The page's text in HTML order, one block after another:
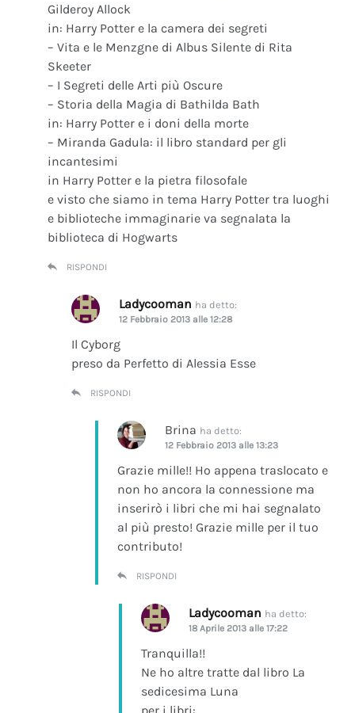
Gilderoy Allock
in: Harry Potter e la camera dei segreti
– Vita e le Menzgne di Albus Silente di Rita
Skeeter
– I Segreti delle Arti più Oscure
– Storia della Magia di Bathilda Bath
in: Harry Potter e i doni della morte
– Miranda Gadula: il libro standard per gli
incantesimi
in Harry Potter e la pietra filosofale
e visto che siamo in tema Harry Potter tra luoghi
e biblioteche immaginarie va segnalata la
biblioteca di Hogwarts
RISPONDI
Ladycooman ha detto:
12 Febbraio 2013 alle 12:28
Il Cyborg
preso da Perfetto di Alessia Esse
RISPONDI
Brina ha detto:
12 Febbraio 2013 alle 13:23
Grazie mille!! Ho appena traslocato e
non ho ancora la connessione ma
inserirò i libri che mi hai segnalato
al più presto! Grazie mille per il tuo
contributo!
RISPONDI
Ladycooman ha detto:
18 Aprile 2013 alle 17:22
Tranquilla!!
Ne ho altre tratte dal libro La
sedicesima Luna